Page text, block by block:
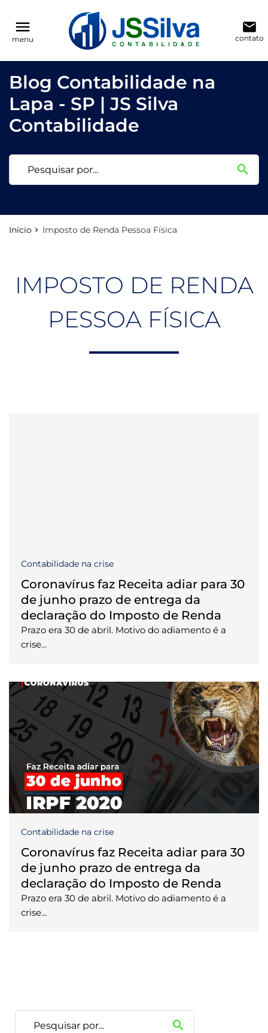
menu
menu
email
contato
Blog Contabilidade na
Lapa - SP | JS Silva
Contabilidade
search
Início Imposto de Renda Pessoa Física
reply NAVEGAÇÃO
home Voltar ao site
Blog
Contabilidade
reply FALE CONOSCO
location_on Rua Antônio Raposo, 186, conjunto 123
Deixe sua Mensagem
IMPOSTO DE RENDA
PESSOA FÍSICA
Contabilidade na crise
Coronavírus faz Receita adiar para 30
de junho prazo de entrega da
declaração do Imposto de Renda
Prazo era 30 de abril. Motivo do adiamento é a
crise...
Contabilidade na crise
Coronavírus faz Receita adiar para 30
de junho prazo de entrega da
declaração do Imposto de Renda
Prazo era 30 de abril. Motivo do adiamento é a
crise...
search